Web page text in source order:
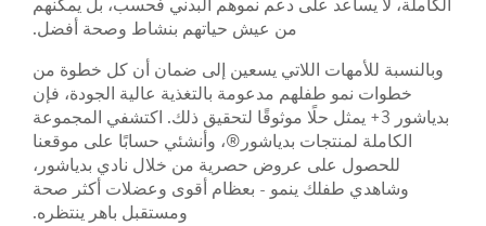
من عيش حياتهم بنشاط وصحة أفضل.
وبالنسبة للأمهات اللاتي يسعين إلى ضمان أن كل خطوة من
خطوات نمو طفلهم مدعومة بالتغذية عالية الجودة، فإن
بدياشور 3+ يمثل حلًا موثوقًا لتحقيق ذلك. اكتشفي المجموعة
الكاملة لمنتجات بدياشور®، وأنشئي حسابًا على موقعنا
للحصول على عروض حصرية من خلال نادي بدياشور،
وشاهدي طفلك ينمو - بعظام أقوى وعضلات أكثر صحة
ومستقبل باهر ينتظره.